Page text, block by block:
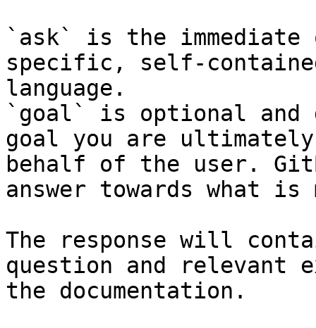
`ask` is the
specific, self-
language.
`goal` is optional and
goal you are
behalf of the user.
answer towards what
The response will
question and relevant
the documentation.